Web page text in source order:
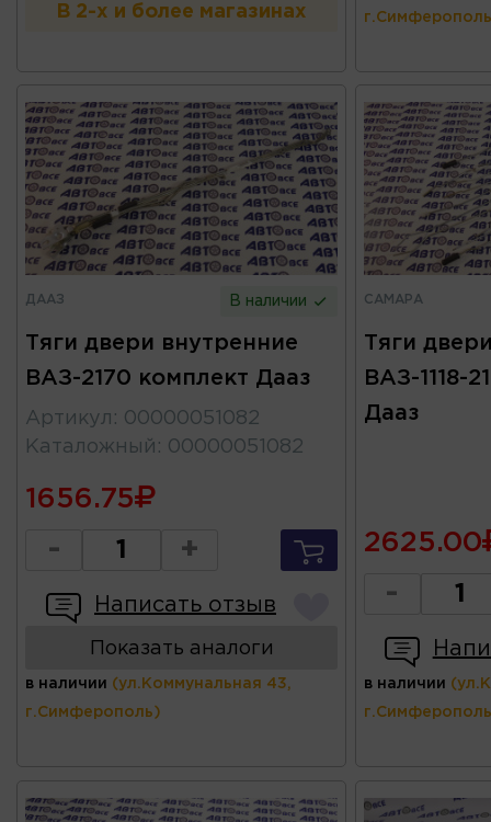
В 2-х и более магазинах
ДААЗ В наличии
Тяги двери внутренние
ВАЗ-2170 комплект Дааз
Артикул : 00000051082
Каталожный : 00000051082
1656.75
- +
Написать отзыв
Показать аналоги
в наличии (ул.Коммунальная 43,
г.Симферополь)
САМАРА
Тяги
ВАЗ-1118-
Дааз
2625.00
-
в наличии